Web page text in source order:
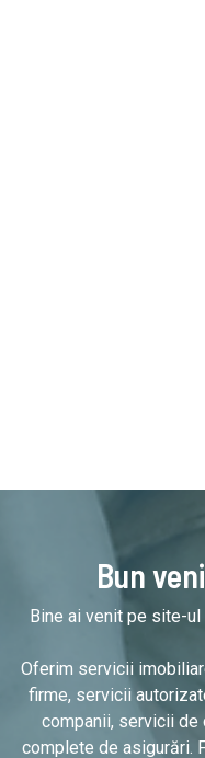
Bun
Bine ai venit pe site-
Oferim servicii
firme, servicii
companii, servicii
complete de asigurări.